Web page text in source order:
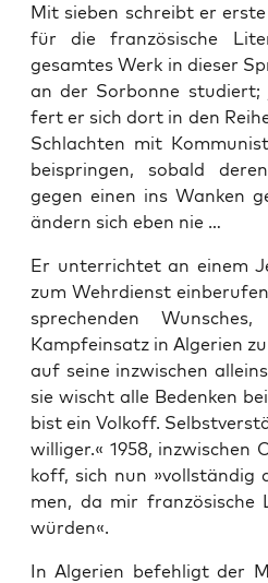
Mit sie­ben schreibt er
für die fran­zö­si­sche
gesam­tes Werk in die­ser
an der Sor­bon­ne
fert er sich dort in den
Schlach­ten mit
bei­sprin­gen, sobald
gegen einen ins Wan­ken
ändern sich eben nie …
Er unter­rich­tet an einem
zum Wehr­dienst
spre­chen­den
Kampf­ein­satz in Alge­ri­en
auf sei­ne inzwi­schen
sie wischt alle Beden­ken
bist ein Vol­koff.
wil­li­ger.« 1958, inzwi­schen
koff, sich nun »voll­stän­dig
men, da mir fran­zö­si­sche
würden«.
In Alge­ri­en befeh­ligt der